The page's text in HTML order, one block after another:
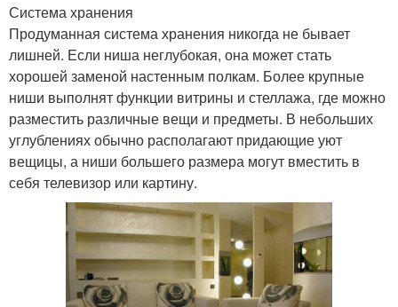
Система хранения
Продуманная система хранения никогда не бывает
лишней. Если ниша неглубокая, она может стать
хорошей заменой настенным полкам. Более крупные
ниши выполнят функции витрины и стеллажа, где можно
разместить различные вещи и предметы. В небольших
углублениях обычно располагают придающие уют
вещицы, а ниши большего размера могут вместить в
себя телевизор или картину.